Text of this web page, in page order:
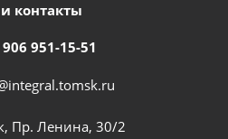
контакты
951-15-51
Пр. Ленина, 30/2